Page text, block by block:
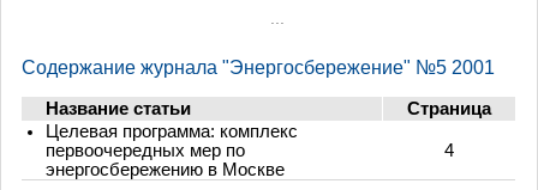
Содержание журнала "Энергосбережение" №5 2001
Название статьи
Страница
Целевая программа: комплекс
первоочередных мер по
энергосбережению в Москве
4